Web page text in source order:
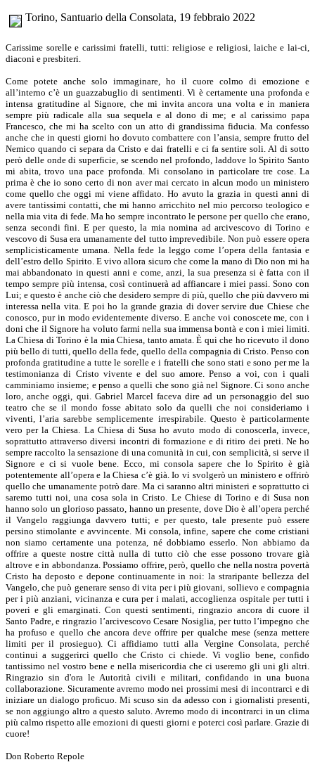
Torino, Santuario della Consolata, 19 febbraio 2022
Carissime sorelle e carissimi fratelli, tutti: religiose e religiosi, laiche e lai-ci,
diaconi e presbiteri.
Come potete anche solo immaginare, ho il cuore colmo di emozione e
all’interno c’è un guazzabuglio di sentimenti. Vi è certamente una profonda e
intensa gratitudine al Signore, che mi invita ancora una volta e in maniera
sempre più radicale alla sua sequela e al dono di me; e al carissimo papa
Francesco, che mi ha scelto con un atto di grandissima fiducia. Ma confesso
anche che in questi giorni ho dovuto combattere con l’ansia, sempre frutto del
Nemico quando ci separa da Cristo e dai fratelli e ci fa sentire soli. Al di sotto
però delle onde di superficie, se scendo nel profondo, laddove lo Spirito Santo
mi abita, trovo una pace profonda. Mi consolano in particolare tre cose. La
prima è che io sono certo di non aver mai cercato in alcun modo un ministero
come quello che oggi mi viene affidato. Ho avuto la grazia in questi anni di
avere tantissimi contatti, che mi hanno arricchito nel mio percorso teologico e
nella mia vita di fede. Ma ho sempre incontrato le persone per quello che erano,
senza secondi fini. E per questo, la mia nomina ad arcivescovo di Torino e
vescovo di Susa era umanamente del tutto imprevedibile. Non può essere opera
semplicisticamente umana. Nella fede la leggo come l’opera della fantasia e
dell’estro dello Spirito. E vivo allora sicuro che come la mano di Dio non mi ha
mai abbandonato in questi anni e come, anzi, la sua presenza si è fatta con il
tempo sempre più intensa, così continuerà ad affiancare i miei passi. Sono con
Lui; e questo è anche ciò che desidero sempre di più, quello che più davvero mi
interessa nella vita. E poi ho la grande grazia di dover servire due Chiese che
conosco, pur in modo evidentemente diverso. E anche voi conoscete me, con i
doni che il Signore ha voluto farmi nella sua immensa bontà e con i miei limiti.
La Chiesa di Torino è la mia Chiesa, tanto amata. È qui che ho ricevuto il dono
più bello di tutti, quello della fede, quello della compagnia di Cristo. Penso con
profonda gratitudine a tutte le sorelle e i fratelli che sono stati e sono per me la
testimonianza di Cristo vivente e del suo amore. Penso a voi, con i quali
camminiamo insieme; e penso a quelli che sono già nel Signore. Ci sono anche
loro, anche oggi, qui. Gabriel Marcel faceva dire ad un personaggio del suo
teatro che se il mondo fosse abitato solo da quelli che noi consideriamo i
viventi, l’aria sarebbe semplicemente irrespirabile. Questo è particolarmente
vero per la Chiesa. La Chiesa di Susa ho avuto modo di conoscerla, invece,
soprattutto attraverso diversi incontri di formazione e di ritiro dei preti. Ne ho
sempre raccolto la sensazione di una comunità in cui, con semplicità, si serve il
Signore e ci si vuole bene. Ecco, mi consola sapere che lo Spirito è già
potentemente all’opera e la Chiesa c’è già. Io vi svolgerò un ministero e offrirò
quello che umanamente potrò dare. Ma ci saranno altri ministeri e soprattutto ci
saremo tutti noi, una cosa sola in Cristo. Le Chiese di Torino e di Susa non
hanno solo un glorioso passato, hanno un presente, dove Dio è all’opera perché
il Vangelo raggiunga davvero tutti; e per questo, tale presente può essere
persino stimolante e avvincente. Mi consola, infine, sapere che come cristiani
non siamo certamente una potenza, né dobbiamo esserlo. Non abbiamo da
offrire a queste nostre città nulla di tutto ciò che esse possono trovare già
altrove e in abbondanza. Possiamo offrire, però, quello che nella nostra povertà
Cristo ha deposto e depone continuamente in noi: la straripante bellezza del
Vangelo, che può generare senso di vita per i più giovani, sollievo e compagnia
per i più anziani, vicinanza e cura per i malati, accoglienza ospitale per tutti i
poveri e gli emarginati. Con questi sentimenti, ringrazio ancora di cuore il
Santo Padre, e ringrazio l’arcivescovo Cesare Nosiglia, per tutto l’impegno che
ha profuso e quello che ancora deve offrire per qualche mese (senza mettere
limiti per il prosieguo). Ci affidiamo tutti alla Vergine Consolata, perché
continui a suggerirci quello che Cristo ci chiede. Vi voglio bene, confido
tantissimo nel vostro bene e nella misericordia che ci useremo gli uni gli altri.
Ringrazio sin d'ora le Autorità civili e militari, confidando in una buona
collaborazione. Sicuramente avremo modo nei prossimi mesi di incontrarci e di
iniziare un dialogo proficuo. Mi scuso sin da adesso con i giornalisti presenti,
se non aggiungo altro a questo saluto. Avremo modo di incontrarci in un clima
più calmo rispetto alle emozioni di questi giorni e poterci così parlare. Grazie di
cuore!
Don Roberto Repole